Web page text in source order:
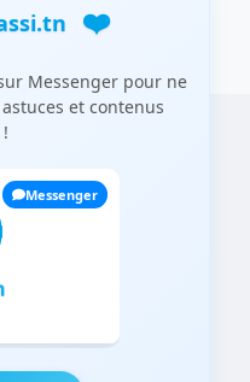
❤️
Messenger pour ne
et contenus
Messenger